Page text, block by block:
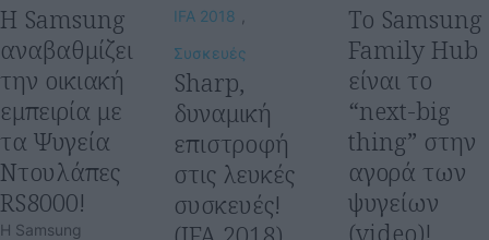
H Samsung
αναβαθμίζει
την οικιακή
εμπειρία με
τα Ψυγεία
Ντουλάπες
RS8000!
Η Samsung
IFA 2018
Συσκευές
Sharp,
δυναμική
επιστροφή
στις λευκές
συσκευές!
Το Samsung
Family Hub
είναι το
“next-big
thing” στην
αγορά των
ψυγείων
(video)!